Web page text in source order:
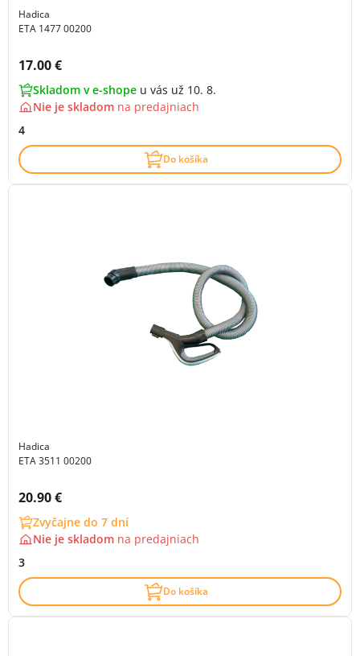
Hadica
ETA 1477 00200
Cena s DPH:
17.00 €
Skladom v e-shope u vás už 10. 8.
Nie je skladom na predajniach
4
Do košíka
Hadica
ETA 3511 00200
Cena s DPH:
20.90 €
Zvyčajne do 7 dní
Nie je skladom na predajniach
3
Do košíka